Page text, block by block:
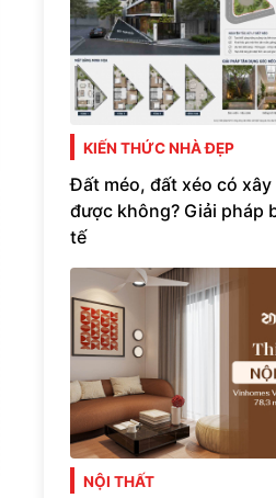
KIẾN THỨC NHÀ ĐẸP
Đất méo, đất xéo có xây
được không? Giải pháp
tế
NỘI THẤT